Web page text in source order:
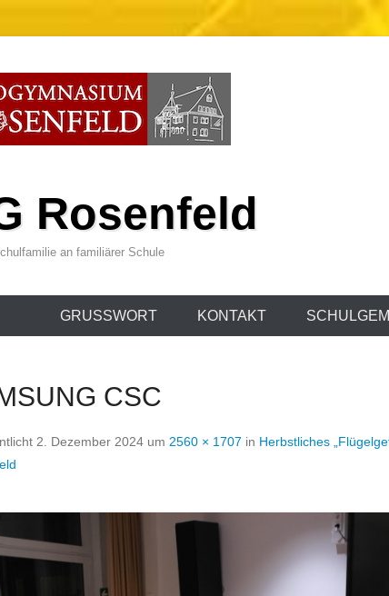
Rosenfeld
an familiärer Schule
GRUSSWORT KONTAKT
CSC
2. Dezember 2024 um 2560 × 1707 in Herbstliches